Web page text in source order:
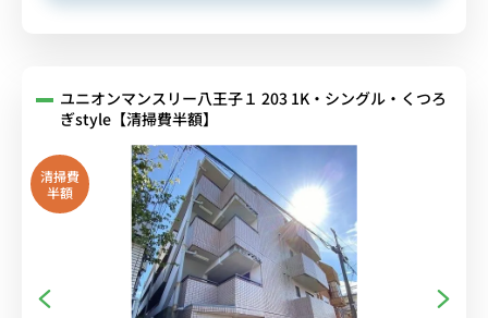
ユニオンマンスリー八王子１ 203 1K・シングル・くつろ
ぎstyle【清掃費半額】
清掃費
半額